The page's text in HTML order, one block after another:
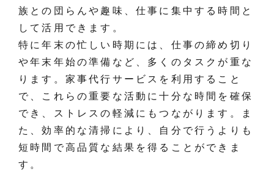
族との団らんや趣味、仕事に集中する時間と
して活用できます。
特に年末の忙しい時期には、仕事の締め切り
や年末年始の準備など、多くのタスクが重な
ります。家事代行サービスを利用すること
で、これらの重要な活動に十分な時間を確保
でき、ストレスの軽減にもつながります。ま
た、効率的な清掃により、自分で行うよりも
短時間で高品質な結果を得ることができま
す。